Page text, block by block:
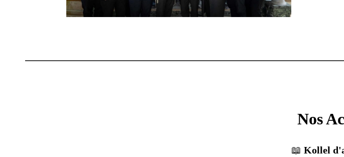
Nos
📖 Kollel